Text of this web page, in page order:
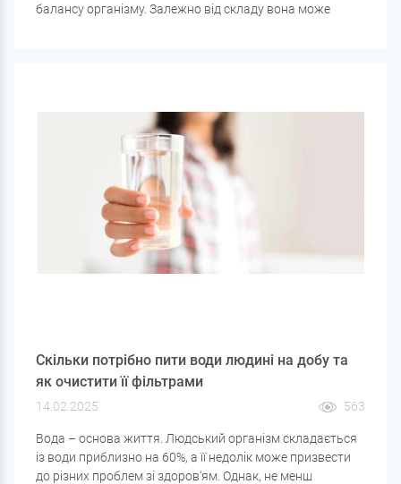
балансу організму. Залежно від складу вона може
Скільки потрібно пити води людині на добу та
як очистити її фільтрами
14.02.2025 563
Вода – основа життя. Людський організм складається
із води приблизно на 60%, а її недолік може призвести
до різних проблем зі здоров'ям. Однак, не менш